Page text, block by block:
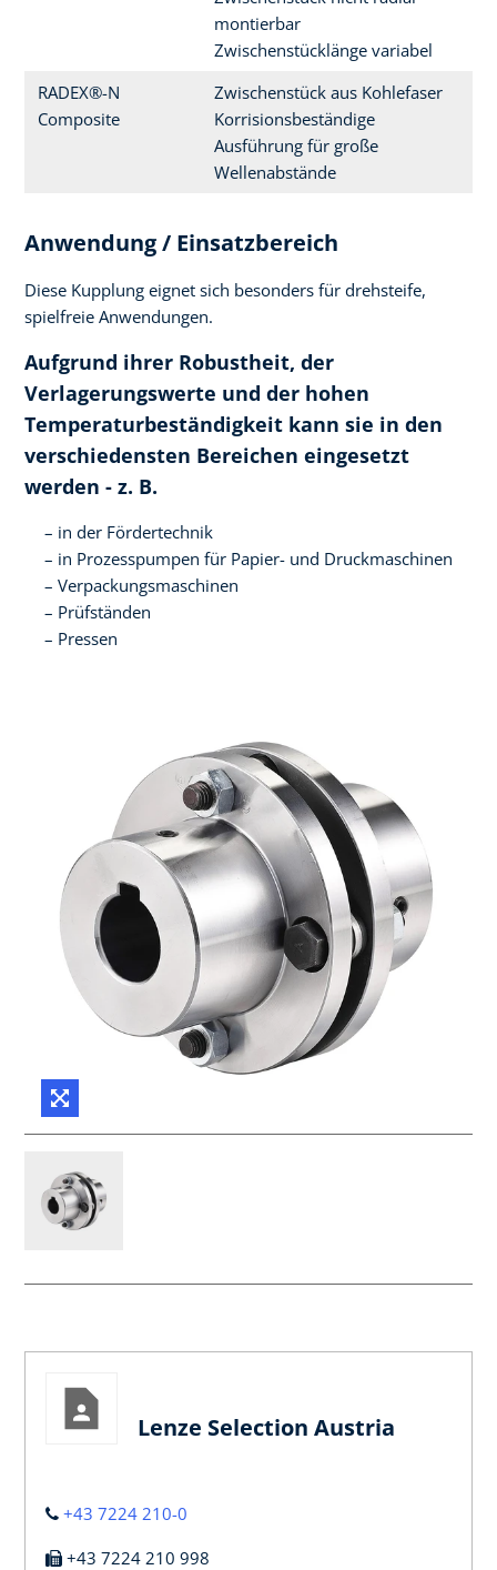
montierbar
Zwischenstücklänge variabel
RADEX®-N
Composite
Zwischenstück aus Kohlefaser
Korrisionsbeständige
Ausführung für große
Wellenabstände
Anwendung / Einsatzbereich
Diese Kupplung eignet sich besonders für drehsteife,
spielfreie Anwendungen.
Aufgrund ihrer Robustheit, der
Verlagerungswerte und der hohen
Temperaturbeständigkeit kann sie in den
verschiedensten Bereichen eingesetzt
werden - z. B.
in der Fördertechnik
in Prozesspumpen für Papier- und Druckmaschinen
Verpackungsmaschinen
Prüfständen
Pressen
Lenze Selection Austria
+43 7224 210-0
+43 7224 210 998